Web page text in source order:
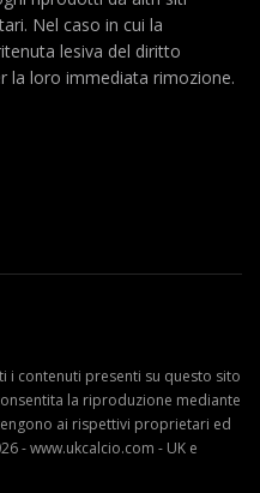
Nel caso in cui la
lesiva del diritto
la loro immediata rimozione.
i contenuti presenti su questo sito
la riproduzione mediante
ai rispettivi proprietari ed
- www.ukcalcio.com - UK e